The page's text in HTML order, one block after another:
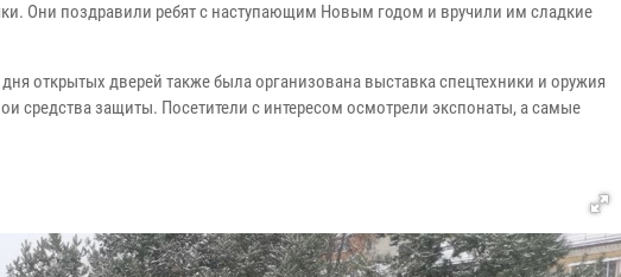
Они поздравили ребят с наступающим Новым годом и вручили им сладкие
открытых дверей также была организована выставка спецтехники и оружия
средства защиты. Посетители с интересом осмотрели экспонаты, а самые